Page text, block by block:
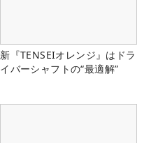
新『TENSEIオレンジ』はドラ
イバーシャフトの“最適解”